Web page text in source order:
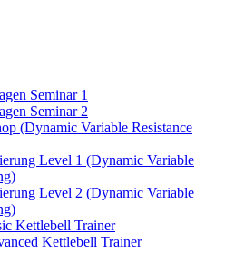
Seminar 1
Seminar 2
(Dynamic Variable Resistance
Level 1 (Dynamic Variable
Level 2 (Dynamic Variable
Kettlebell Trainer
Kettlebell Trainer